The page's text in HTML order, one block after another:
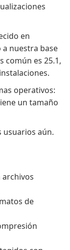
en
nuestra base
común es 25.1,
operativos:
un tamaño
usuarios aún.
de